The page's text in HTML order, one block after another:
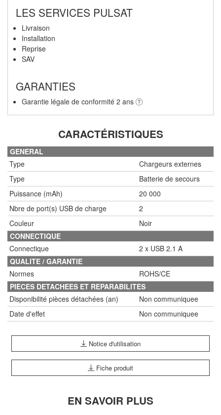
LES SERVICES PULSAT
Livraison
Installation
Reprise
SAV
GARANTIES
Garantie légale de conformité 2 ans
CARACTÉRISTIQUES
GENERAL
Type
Chargeurs externes
Type
Batterie de secours
Puissance (mAh)
20 000
Nbre de port(s) USB de charge
2
Couleur
Noir
CONNECTIQUE
Connectique
2 x USB 2.1 A
QUALITE / GARANTIE
Normes
ROHS/CE
PIECES DETACHEES ET REPARABILITES
Disponibilité pièces détachées (an)
Non communiquee
Date d'effet
Non communiquee
Notice d'utilisation
Fiche produit
EN SAVOIR PLUS